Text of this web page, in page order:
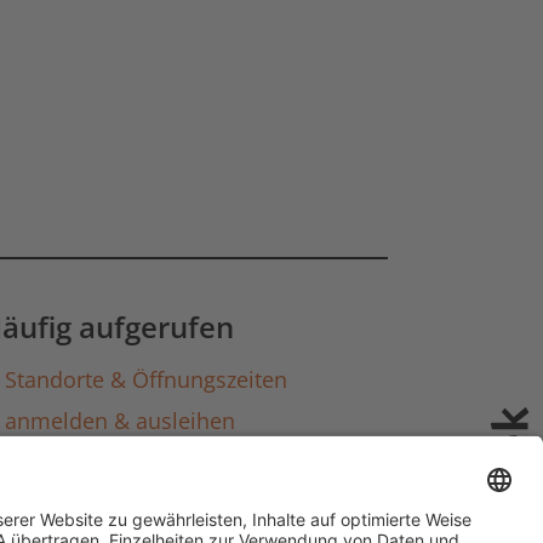
aufgerufen
Standorte & Öffnungszeiten
anmelden & ausleihen